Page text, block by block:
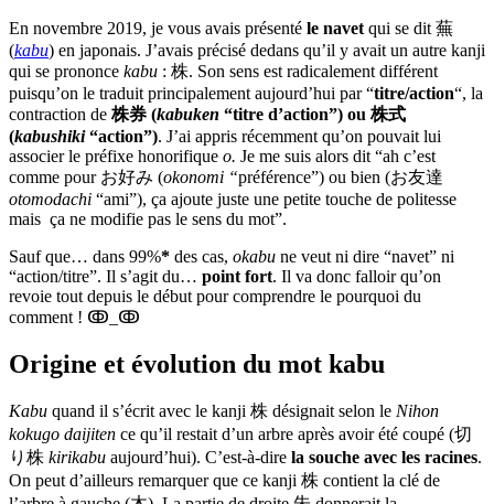
En novembre 2019, je vous avais présenté le navet qui se dit 蕪
(kabu) en japonais. J’avais précisé dedans qu’il y avait un autre kanji
qui se prononce kabu : 株. Son sens est radicalement différent
puisqu’on le traduit principalement aujourd’hui par “titre/action“, la
contraction de 株券 (kabuken “titre d’action”) ou 株式
(kabushiki“action”). J’ai appris récemment qu’on pouvait lui
associer le préfixe honorifique o. Je me suis alors dit “ah c’est
comme pour お好み (okonomi “préférence”) ou bien (お友達
otomodachi “ami”), ça ajoute juste une petite touche de politesse
mais ça ne modifie pas le sens du mot”.
Sauf que… dans 99%* des cas, okabu ne veut ni dire “navet” ni
“action/titre”. Il s’agit du… point fort. Il va donc falloir qu’on
revoie tout depuis le début pour comprendre le pourquoi du
comment ! ↂ_ↂ
Origine et évolution du mot kabu
Kabu quand il s’écrit avec le kanji 株 désignait selon le Nihon
kokugo daijiten ce qu’il restait d’un arbre après avoir été coupé (切
り株 kirikabu aujourd’hui). C’est-à-dire la souche avec les racines.
On peut d’ailleurs remarquer que ce kanji 株 contient la clé de